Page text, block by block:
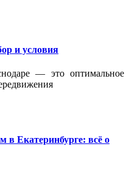
и условия
— это оптимальное
в Екатеринбурге: всё о